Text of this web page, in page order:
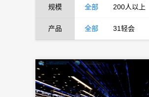
规模 全部 200人以上
产品 全部 31轻会